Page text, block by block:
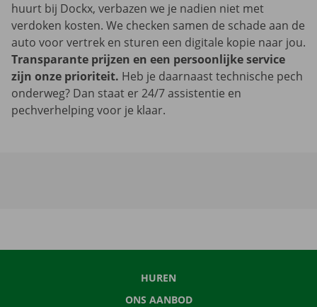
huurt bij Dockx, verbazen we je nadien niet met
verdoken kosten. We checken samen de schade aan de
auto voor vertrek en sturen een digitale kopie naar jou.
Transparante prijzen en een persoonlijke service
zijn onze prioriteit. Heb je daarnaast technische pech
onderweg? Dan staat er 24/7 assistentie en
pechverhelping voor je klaar.
HUREN
ONS AANBOD